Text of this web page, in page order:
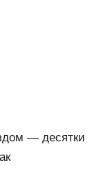
— десятки